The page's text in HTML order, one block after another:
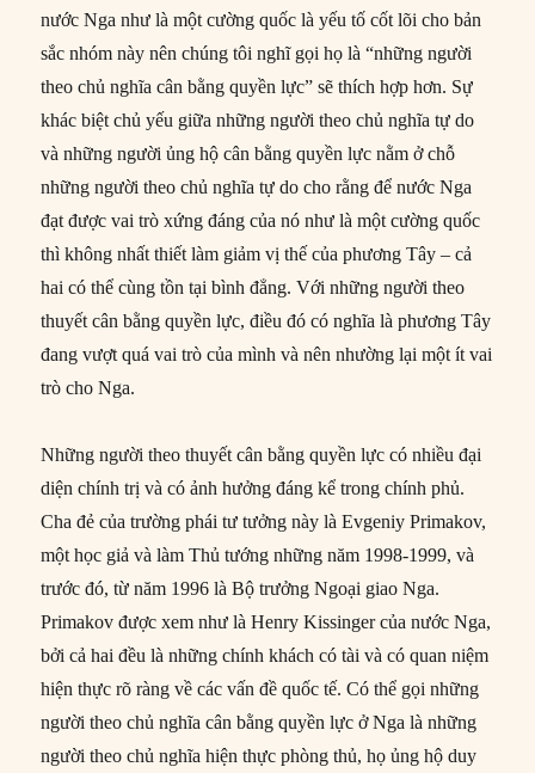
nước Nga như là một cường quốc là yếu tố cốt lõi cho bản
sắc nhóm này nên chúng tôi nghĩ gọi họ là “những người
theo chủ nghĩa cân bằng quyền lực” sẽ thích hợp hơn. Sự
khác biệt chủ yếu giữa những người theo chủ nghĩa tự do
và những người ủng hộ cân bằng quyền lực nằm ở chỗ
những người theo chủ nghĩa tự do cho rằng để nước Nga
đạt được vai trò xứng đáng của nó như là một cường quốc
thì không nhất thiết làm giảm vị thế của phương Tây – cả
hai có thể cùng tồn tại bình đẳng. Với những người theo
thuyết cân bằng quyền lực, điều đó có nghĩa là phương Tây
đang vượt quá vai trò của mình và nên nhường lại một ít vai
trò cho Nga.
Những người theo thuyết cân bằng quyền lực có nhiều đại
diện chính trị và có ảnh hưởng đáng kể trong chính phủ.
Cha đẻ của trường phái tư tưởng này là Evgeniy Primakov,
một học giả và làm Thủ tướng những năm 1998-1999, và
trước đó, từ năm 1996 là Bộ trưởng Ngoại giao Nga.
Primakov được xem như là Henry Kissinger của nước Nga,
bởi cả hai đều là những chính khách có tài và có quan niệm
hiện thực rõ ràng về các vấn đề quốc tế. Có thể gọi những
người theo chủ nghĩa cân bằng quyền lực ở Nga là những
người theo chủ nghĩa hiện thực phòng thủ, họ ủng hộ duy